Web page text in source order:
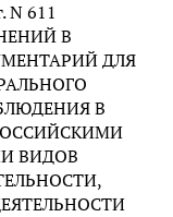
N 611
В
ДЛЯ
В
ВИДОВ